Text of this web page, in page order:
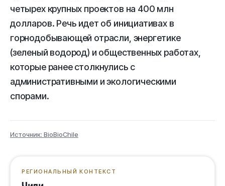
четырех крупных проектов на 400 млн
долларов. Речь идет об инициативах в
горнодобывающей отрасли, энергетике
(зеленый водород) и общественных работах,
которые ранее столкнулись с
административными и экологическими
спорами.
Источник: BioBioChile
РЕГИОНАЛЬНЫЙ КОНТЕКСТ